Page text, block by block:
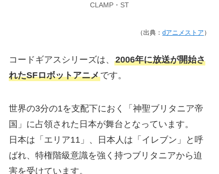
CLAMP・ST
（出典：dアニメストア ）
コードギアスシリーズは、 2006年に放送が開始さ
れたSFロボットアニメです。
世界の3分の1を支配下におく「神聖ブリタニア帝
国」に占領された日本が舞台となっています。
日本は「エリア11」、日本人は「イレブン」と呼
ばれ、特権階級意識を強く持つブリタニアから迫
害を受けています。